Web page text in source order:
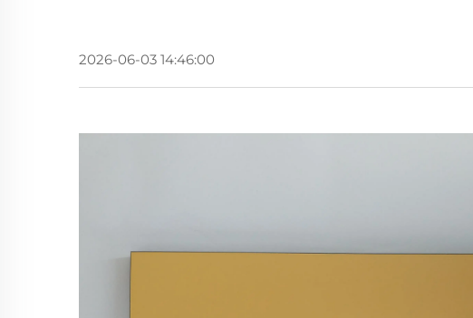
2026-06-03 14:46:00